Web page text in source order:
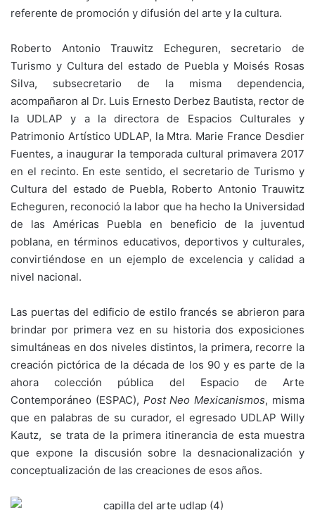
referente de promoción y difusión del arte y la cultura.
Roberto Antonio Trauwitz Echeguren, secretario de
Turismo y Cultura del estado de Puebla y Moisés Rosas
Silva, subsecretario de la misma dependencia,
acompañaron al Dr. Luis Ernesto Derbez Bautista, rector de
la UDLAP y a la directora de Espacios Culturales y
Patrimonio Artístico UDLAP, la Mtra. Marie France Desdier
Fuentes, a inaugurar la temporada cultural primavera 2017
en el recinto. En este sentido, el secretario de Turismo y
Cultura del estado de Puebla, Roberto Antonio Trauwitz
Echeguren, reconoció la labor que ha hecho la Universidad
de las Américas Puebla en beneficio de la juventud
poblana, en términos educativos, deportivos y culturales,
convirtiéndose en un ejemplo de excelencia y calidad a
nivel nacional.
Las puertas del edificio de estilo francés se abrieron para
brindar por primera vez en su historia dos exposiciones
simultáneas en dos niveles distintos, la primera, recorre la
creación pictórica de la década de los 90 y es parte de la
ahora colección pública del Espacio de Arte
Contemporáneo (ESPAC), Post Neo Mexicanismos, misma
que en palabras de su curador, el egresado UDLAP Willy
Kautz, se trata de la primera itinerancia de esta muestra
que expone la discusión sobre la desnacionalización y
conceptualización de las creaciones de esos años.